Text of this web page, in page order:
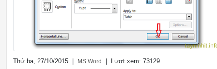
Thứ ba, 27/10/2015 | MS Word | Lượt xem: 73129